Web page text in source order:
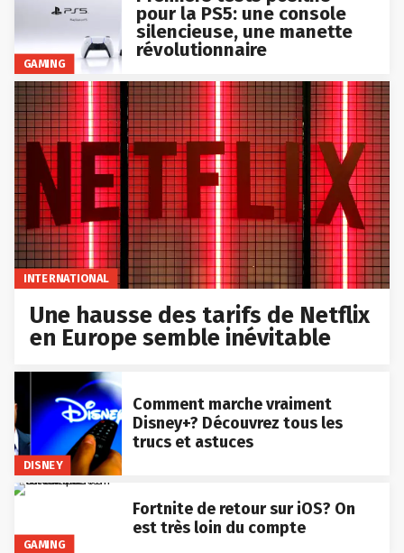
GAMING
pour la PS5: une console
silencieuse, une manette
révolutionnaire
INTERNATIONAL
Une hausse des tarifs de Netflix
en Europe semble inévitable
DISNEY
Comment marche vraiment
Disney+? Découvrez tous les
trucs et astuces
GAMING
Fortnite de retour sur iOS? On
est très loin du compte